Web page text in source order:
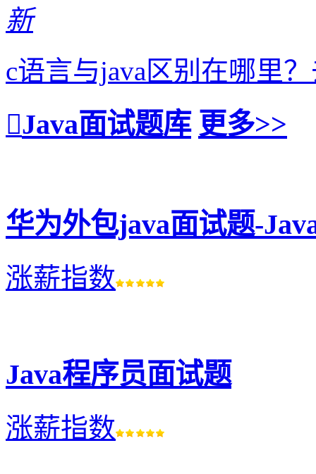
新
c语言与java区别在哪里
Java面试题库 更多>>
华为外包java面试题-
涨薪指数
Java程序员面试题
涨薪指数